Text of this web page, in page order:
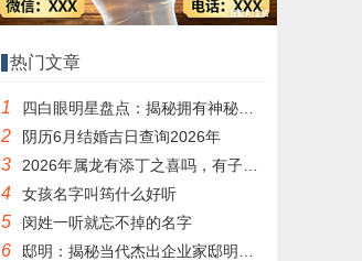
热门文章
1 四白眼明星盘点：揭秘拥有神秘魅力的他们
2 阴历6月结婚吉日查询2026年
3 2026年属龙有添丁之喜吗，有子女运吗
4 女孩名字叫筠什么好听
5 闵姓一听就忘不掉的名字
6 邸明：揭秘当代杰出企业家邸明的成功之道